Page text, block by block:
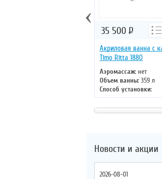
Акриловая ванна с
Timo Ritta 1880
Аэромассаж: нет
Объем ванны: 359 л
Способ установки:
отдельностоящая
Хромотерапия: нет
Длина: 180 см
35 500 Р
‹
Новости и акции
2026-08-01